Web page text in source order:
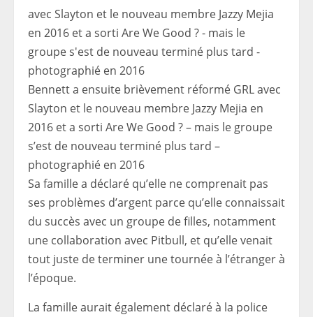
Bennett a ensuite brièvement réformé GRL avec
Slayton et le nouveau membre Jazzy Mejia en
2016 et a sorti Are We Good ? – mais le groupe
s’est de nouveau terminé plus tard –
photographié en 2016
Sa famille a déclaré qu’elle ne comprenait pas
ses problèmes d’argent parce qu’elle connaissait
du succès avec un groupe de filles, notamment
une collaboration avec Pitbull, et qu’elle venait
tout juste de terminer une tournée à l’étranger à
l’époque.
La famille aurait également déclaré à la police